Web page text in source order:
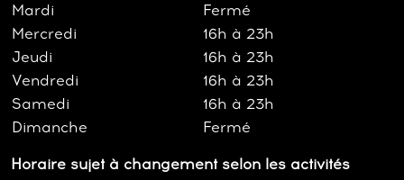
Mardi
Fermé
Mercredi
16h à 23h
Jeudi
16h à 23h
Vendredi
16h à 23h
Samedi
16h à 23h
Dimanche
Fermé
Horaire sujet à changement selon les activités